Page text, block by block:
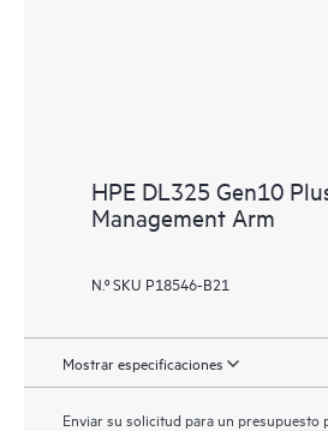
HPE DL325 Gen10
Management Arm
N.º SKU P18546-B21
Mostrar especificaciones
Enviar su solicitud para un presupuesto